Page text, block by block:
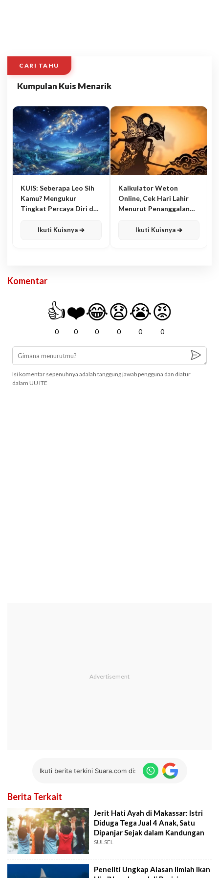
CARI TAHU
Kumpulan Kuis Menarik
KUIS: Seberapa Leo Sih
Kamu? Mengukur
Tingkat Percaya Diri dan
Ikuti Kuisnya ➔
Kalkulator Weton
Online, Cek Hari Lahir
Menurut Penanggalan
Ikuti Kuisnya ➔
Komentar
👍
0
❤️
0
😂
0
😧
0
😭
0
😡
0
Isi komentar sepenuhnya adalah tanggung jawab pengguna dan diatur
dalam UU ITE
Ikuti berita terkini Suara.com di:
Berita Terkait
Jerit Hati Ayah di Makassar: Istri
Diduga Tega Jual 4 Anak, Satu
Dipanjar Sejak dalam Kandungan
SULSEL
Peneliti Ungkap Alasan Ilmiah Ikan